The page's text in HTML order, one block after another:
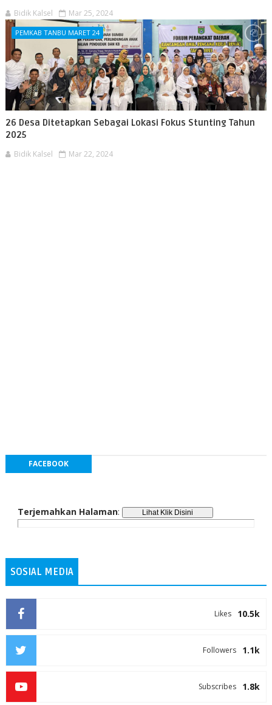
Bidik Kalsel Mar 25, 2024
PEMKAB TANBU MARET 24
26 Desa Ditetapkan Sebagai Lokasi Fokus Stunting Tahun
2025
Bidik Kalsel Mar 22, 2024
FACEBOOK
Terjemahkan Halaman:
SOSIAL MEDIA
10.5k
Likes
1.1k
Followers
1.8k
Subscribes